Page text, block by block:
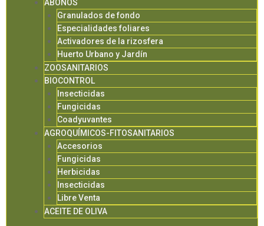
ABONOS
Granulados de fondo
Especialidades foliares
Activadores de la rizosfera
Huerto Urbano y Jardín
ZOOSANITARIOS
BIOCONTROL
Insecticidas
Fungicidas
Coadyuvantes
AGROQUÍMICOS-FITOSANITARIOS
Accesorios
Fungicidas
Herbicidas
Insecticidas
Libre Venta
ACEITE DE OLIVA